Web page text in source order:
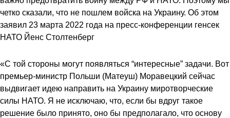
четко сказали, что не пошлем войска на Украину. Об этом
заявил 23 марта 2022 года на пресс-конференции генсек
НАТО Йенс Столтенберг
«С той стороны могут появляться “интересные” задачи. Вот
премьер-министр Польши (Матеуш) Моравецкий сейчас
выдвигает идею направить на Украину миротворческие
силы НАТО. Я не исключаю, что, если бы вдруг такое
решение было принято, оно бы предполагало, что основу